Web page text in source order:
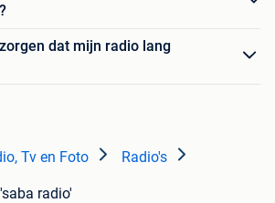
dat mijn radio lang
Tv en Foto Radio's
radio'